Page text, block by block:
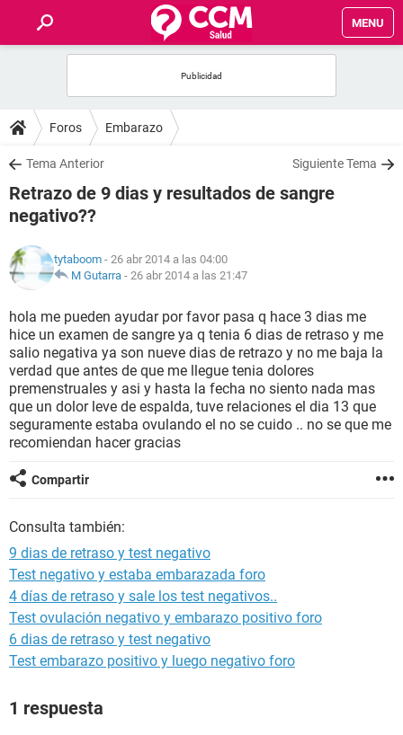
MENU
FOROS
SALUD
FAMILIA
NUTRICIÓN
SEXUALIDAD
GLOSARIO
Foros Embarazo
Tema Anterior Siguiente Tema
Retrazo de 9 dias y resultados de sangre
negativo??
tytaboom - 26 abr 2014 a las 04:00
M Gutarra - 26 abr 2014 a las 21:47
hola me pueden ayudar por favor pasa q hace 3 dias me
hice un examen de sangre ya q tenia 6 dias de retraso y me
salio negativa ya son nueve dias de retrazo y no me baja la
verdad que antes de que me llegue tenia dolores
premenstruales y asi y hasta la fecha no siento nada mas
que un dolor leve de espalda, tuve relaciones el dia 13 que
seguramente estaba ovulando el no se cuido .. no se que me
recomiendan hacer gracias
Compartir
Consulta también:
9 dias de retraso y test negativo
Test negativo y estaba embarazada foro
4 días de retraso y sale los test negativos..
Test ovulación negativo y embarazo positivo foro
6 dias de retraso y test negativo
Test embarazo positivo y luego negativo foro
1 respuesta